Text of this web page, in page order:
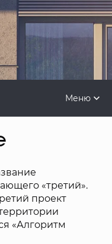
Меню
«третий».
проект
«Алгоритм